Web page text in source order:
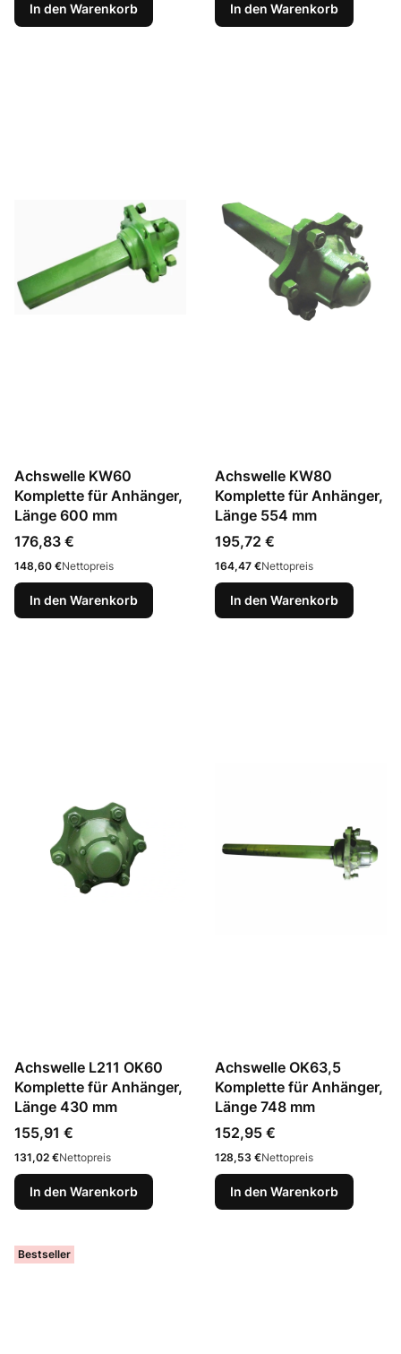
In den Warenkorb In den Warenkorb
Achswelle KW60
Komplette für Anhänger,
Länge 600 mm
Preis
176,83 €
Preis
148,60 €Nettopreis
In den Warenkorb
Achswelle KW80
Komplette für Anhänger,
Länge 554 mm
Preis
195,72 €
Preis
164,47 €Nettopreis
In den Warenkorb
Achswelle L211 OK60
Komplette für Anhänger,
Länge 430 mm
Preis
155,91 €
Preis
131,02 €Nettopreis
In den Warenkorb
Achswelle OK63,5
Komplette für Anhänger,
Länge 748 mm
Preis
152,95 €
Preis
128,53 €Nettopreis
In den Warenkorb
Bestseller